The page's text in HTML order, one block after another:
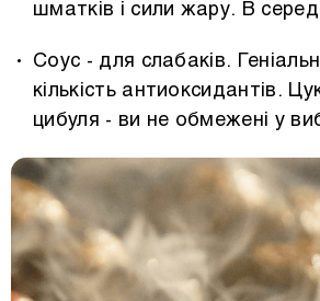
шматків і сили жару. В
Соус - для слабаків.
кількість антиоксидантів.
цибуля - ви не обмежені у